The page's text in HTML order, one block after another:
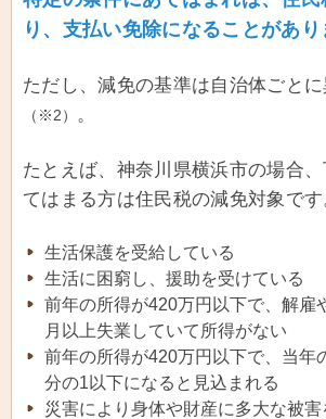
り、支払い免除になることがあり
ただし、減免の基準は自治体ごと
（※2） 。
たとえば、神奈川県横浜市の場合
てはまる方は住民税の減免対象です
生活保護を受給している
生活に困窮し、援助を受けている
前年の所得が420万円以下で、解雇
月以上失業していて所得がない
前年の所得が420万円以下で、当年
分の1以下になると見込まれる
災害により身体や財産に多大な被害